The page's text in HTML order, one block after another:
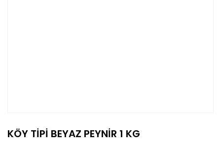
KÖY TİPİ BEYAZ PEYNİR 1 KG